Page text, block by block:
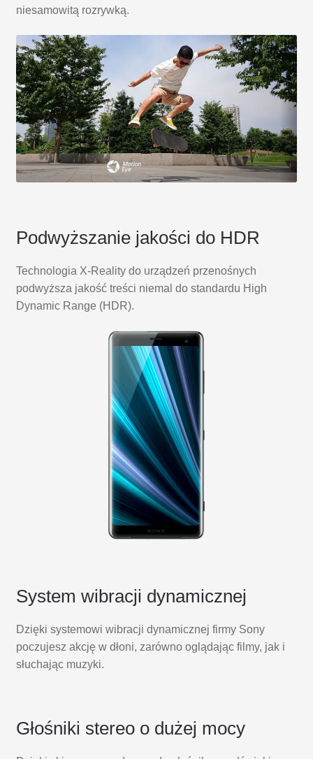
niesamowitą rozrywką.
Podwyższanie jakości do HDR
Technologia X-Reality do urządzeń przenośnych
podwyższa jakość treści niemal do standardu High
Dynamic Range (HDR).
System wibracji dynamicznej
Dzięki systemowi wibracji dynamicznej firmy Sony
poczujesz akcję w dłoni, zarówno oglądając filmy, jak i
słuchając muzyki.
Głośniki stereo o dużej mocy